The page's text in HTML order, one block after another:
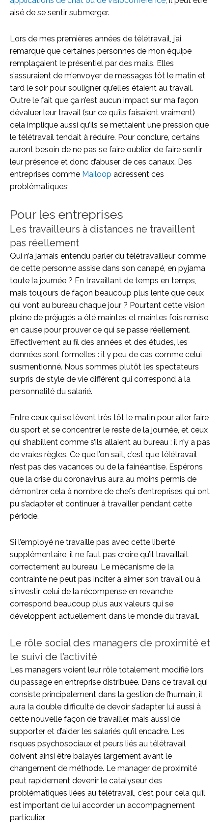
aisé de se sentir submerger.
Lors de mes premières années de télétravail, j’ai
remarqué que certaines personnes de mon équipe
remplaçaient le présentiel par des mails. Elles
s’assuraient de m’envoyer de messages tôt le matin et
tard le soir pour souligner qu’elles étaient au travail.
Outre le fait que ça n’est aucun impact sur ma façon
dévaluer leur travail (sur ce qu’ils faisaient vraiment)
cela implique aussi qu’ils se mettaient une pression que
le télétravail tendait à réduire. Pour conclure, certains
auront besoin de ne pas se faire oublier, de faire sentir
leur présence et donc d’abuser de ces canaux. Des
entreprises comme Mailoop adressent ces
problématiques;
Pour les entreprises
Les travailleurs à distances ne travaillent
pas réellement
Qui n’a jamais entendu parler du télétravailleur comme
de cette personne assise dans son canapé, en pyjama
toute la journée ? En travaillant de temps en temps,
mais toujours de façon beaucoup plus lente que ceux
qui vont au bureau chaque jour ? Pourtant cette vision
pleine de préjugés a été maintes et maintes fois remise
en cause pour prouver ce qui se passe réellement.
Effectivement au fil des années et des études, les
données sont formelles : il y peu de cas comme celui
susmentionné. Nous sommes plutôt les spectateurs
surpris de style de vie différent qui correspond à la
personnalité du salarié.
Entre ceux qui se lèvent très tôt le matin pour aller faire
du sport et se concentrer le reste de la journée, et ceux
qui s’habillent comme s’ils allaient au bureau : il n’y a pas
de vraies règles. Ce que l’on sait, c’est que télétravail
n’est pas des vacances ou de la fainéantise. Espérons
que la crise du coronavirus aura au moins permis de
démontrer cela à nombre de chefs d’entreprises qui ont
pu s’adapter et continuer à travailler pendant cette
période.
Si l’employé ne travaille pas avec cette liberté
supplémentaire, il ne faut pas croire qu’il travaillait
correctement au bureau. Le mécanisme de la
contrainte ne peut pas inciter à aimer son travail ou à
s’investir, celui de la récompense en revanche
correspond beaucoup plus aux valeurs qui se
développent actuellement dans le monde du travail.
Le rôle social des managers de proximité et
le suivi de l’activité
Les managers voient leur rôle totalement modifié lors
du passage en entreprise distribuée. Dans ce travail qui
consiste principalement dans la gestion de l’humain, il
aura la double difficulté de devoir s’adapter lui aussi à
cette nouvelle façon de travailler, mais aussi de
supporter et d’aider les salariés qu’il encadre. Les
risques psychosociaux et peurs liés au télétravail
doivent ainsi être balayés largement avant le
changement de méthode. Le manager de proximité
peut rapidement devenir le catalyseur des
problématiques liées au télétravail, c’est pour cela qu’il
est important de lui accorder un accompagnement
particulier.